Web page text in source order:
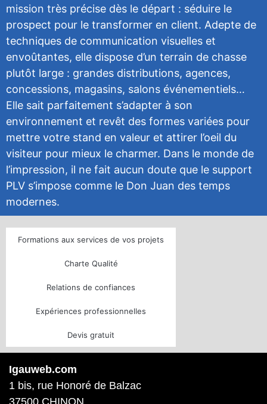
mission très précise dès le départ : séduire le
prospect pour le transformer en client. Adepte de
techniques de communication visuelles et
envoûtantes, elle dispose d’un terrain de chasse
plutôt large : grandes distributions, agences,
concessions, magasins, salons événementiels…
Elle sait parfaitement s’adapter à son
environnement et revêt des formes variées pour
mettre votre stand en valeur et attirer l’oeil du
visiteur pour mieux le charmer. Dans le monde de
l’impression, il ne fait aucun doute que le support
PLV s’impose comme le Don Juan des temps
modernes.
Formations aux services de vos projets
Charte Qualité
Relations de confiances
Expériences professionnelles
Devis gratuit
Igauweb.com
1 bis, rue Honoré de Balzac
37500 CHINON